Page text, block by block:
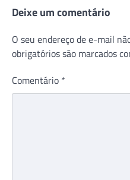
Post
Deixe um comentário
O seu endereço de e-mail
obrigatórios são marcados
Comentário *